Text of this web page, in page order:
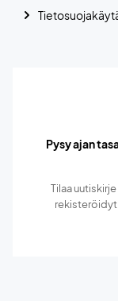
Pysy ajan
Tilaa